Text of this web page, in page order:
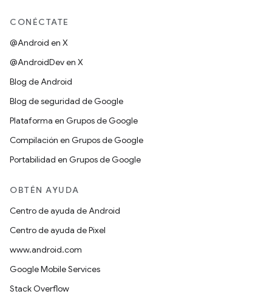
CONÉCTATE
@Android en X
@AndroidDev en X
Blog de Android
Blog de seguridad de Google
Plataforma en Grupos de Google
Compilación en Grupos de Google
Portabilidad en Grupos de Google
OBTÉN AYUDA
Centro de ayuda de Android
Centro de ayuda de Pixel
www.android.com
Google Mobile Services
Stack Overflow